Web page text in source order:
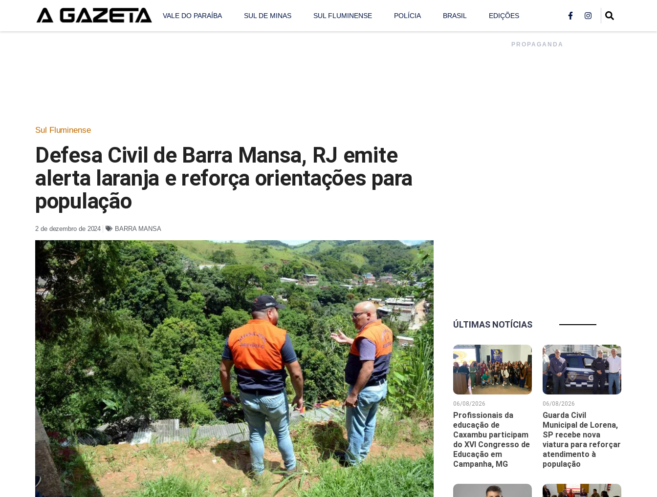
VALE DO PARAÍBA SUL DE MINAS SUL FLUMINENSE POLÍCIA BRASIL EDIÇÕES
Sul Fluminense
Defesa Civil de Barra Mansa, RJ emite
alerta laranja e reforça orientações para
população
2 de dezembro de 2024 BARRA MANSA
PROPAGANDA
ÚLTIMAS NOTÍCIAS
06/08/2026
Profissionais da
educação de
Caxambu participam
do XVI Congresso de
Educação em
Campanha, MG
06/08/2026
Guarda Civil
Municipal de Lorena,
SP recebe nova
viatura para reforçar
atendimento à
população